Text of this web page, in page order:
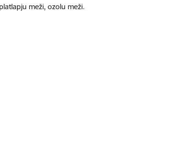
meži, ozolu meži.